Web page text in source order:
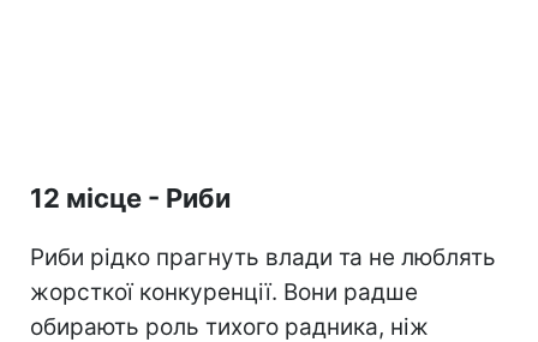
12 місце - Риби
Риби рідко прагнуть влади та не люблять
жорсткої конкуренції. Вони радше
обирають роль тихого радника, ніж